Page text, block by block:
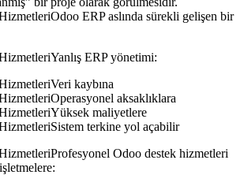
ERP aslında sürekli gelişen bir
ERP yönetimi:
kaybına
aksaklıklara
maliyetlere
terkine yol açabilir
Odoo destek hizmetleri